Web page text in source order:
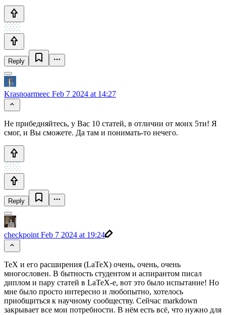
Reply
Krasnoarmeec Feb 7 2024 at 14:27
Не прибедняйтесь, у Вас 10 статей, в отличии от моих 5ти! Я
смог, и Вы сможете. Да там и понимать-то нечего.
Reply
checkpoint Feb 7 2024 at 19:24
TeX и его расширения (LaTeX) очень, очень, очень
многословен. В бытность студентом и аспирантом писал
диплом и пару статей в LaTeX-е, вот это было испытание! Но
мне было просто интересно и любопытно, хотелось
приобщиться к научному сообществу. Сейчас markdown
закрывает все мои потребности. В нём есть всё, что нужно для